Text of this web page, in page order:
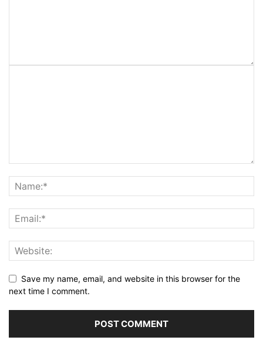
Save my name, email, and website in this browser for the
next time I comment.